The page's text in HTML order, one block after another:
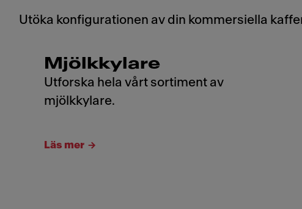
Utöka konfigurationen av din kommersiella
Mjölkkylare
Utforska hela vårt sortiment av
mjölkkylare.
Läs mer